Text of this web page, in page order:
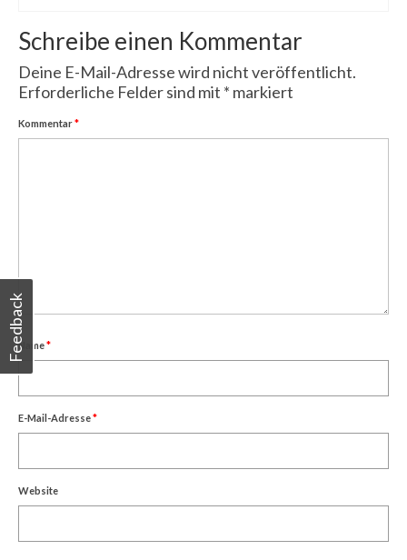
Schreibe einen Kommentar
Deine E-Mail-Adresse wird nicht veröffentlicht.
Erforderliche Felder sind mit * markiert
Kommentar*
Name*
E-Mail-Adresse*
Website
Feedback